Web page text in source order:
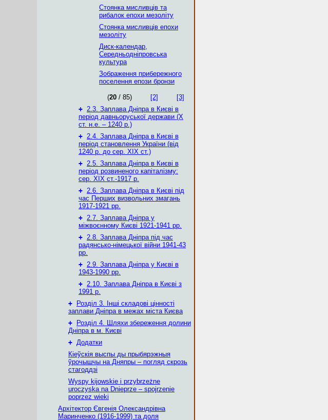
Стоянка мисливців та
рибалок епохи мезоліту
Стоянка мисливців епохи
мезоліту
Диск-календар,
Середньодніпровська
культура
Зображення прибережного
поселення епози бронзи
(20 / 85) [2]
[3]
+ 2.3. Заплава Дніпра в Києві в
період давньоруської держави (Х
ст. н.е. – 1240 р.)
+ 2.4. Заплава Дніпра в Києві в
період становлення України (від
1240 р. до сер. ХІХ ст.)
+ 2.5. Заплава Дніпра в Києві в
період розвиненого капіталізму:
сер. ХІХ ст.-1917 р.
+ 2.6. Заплава Дніпра в Києві під
час Перших визвольних змагань
1917-1921 рр.
+ 2.7. Заплава Дніпра у
міжвоєнному Києві 1921-1941 рр.
+ 2.8. Заплава Дніпра під час
радянсько-німецької війни 1941-43
рр.
+ 2.9. Заплава Дніпра у Києві в
1943-1990 рр.
+ 2.10. Заплава Дніпра в Києві з
1991 р.
+
Розділ 3. Інші складові цінності
заплави Дніпра в межах міста Києва
+
Розділ 4. Шляхи збереження долини
Дніпра в м. Києві
+ Додатки
Кіеўскія выспы ды прыбярэжныя
ўрочышчы на Дняпры – погляд скрозь
стагоддзі
Wyspy kijowskie i przybrzeżne
uroczyska na Dnieprze – spojrzenie
poprzez wieki
Архітектор Євгенія Олександрівна
Маринченко (1916-1999) та доля